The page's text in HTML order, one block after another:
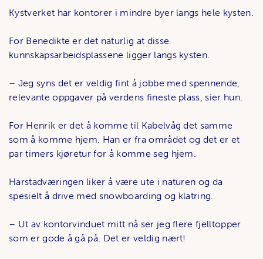
Kystverket har kontorer i mindre byer langs hele kysten.
For Benedikte er det naturlig at disse
kunnskapsarbeidsplassene ligger langs kysten.
– Jeg syns det er veldig fint å jobbe med spennende,
relevante oppgaver på verdens fineste plass, sier hun.
For Henrik er det å komme til Kabelvåg det samme
som å komme hjem. Han er fra området og det er et
par timers kjøretur for å komme seg hjem.
Harstadværingen liker å være ute i naturen og da
spesielt å drive med snowboarding og klatring.
– Ut av kontorvinduet mitt nå ser jeg flere fjelltopper
som er gode å gå på. Det er veldig nært!